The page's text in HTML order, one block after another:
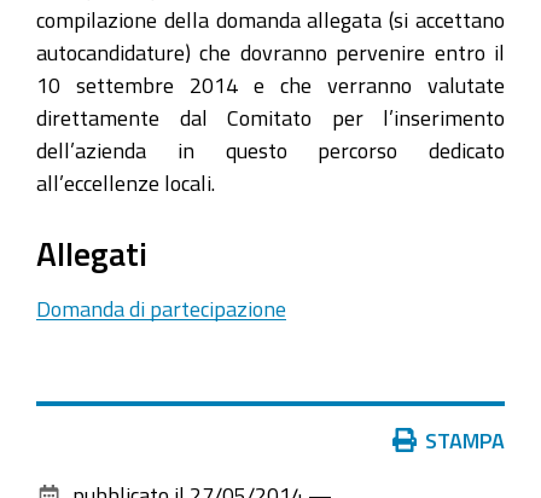
compilazione della domanda allegata (si accettano
autocandidature) che dovranno pervenire entro il
10 settembre 2014 e che verranno valutate
direttamente dal Comitato per l’inserimento
dell’azienda in questo percorso dedicato
all’eccellenze locali.
Allegati
Domanda di partecipazione
STAMPA